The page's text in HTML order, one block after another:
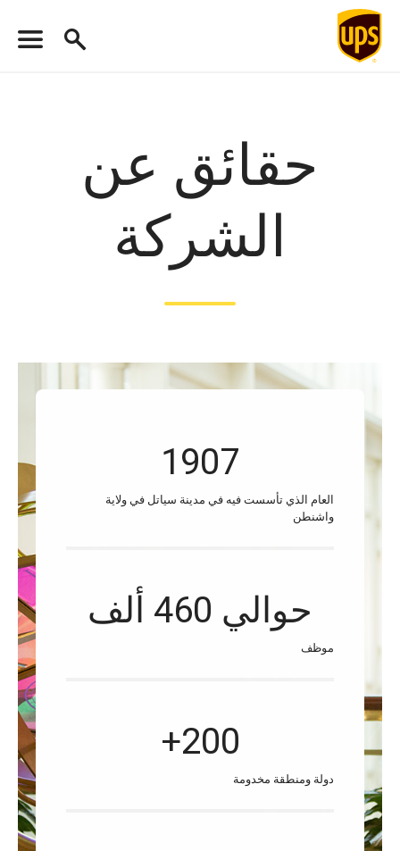
حقائق عن
الشركة
1907
العام الذي تأسست فيه في مدينة سياتل في ولاية
واشنطن
حوالي 460 ألف
موظف
200+
دولة ومنطقة مخدومة